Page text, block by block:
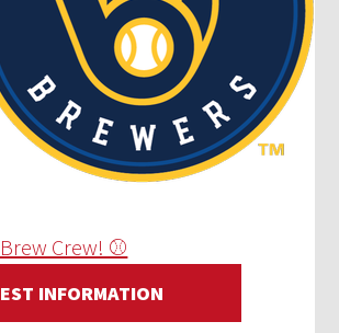
Crew! ⚾
INFORMATION